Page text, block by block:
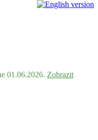
01.06.2026. Zobrazit